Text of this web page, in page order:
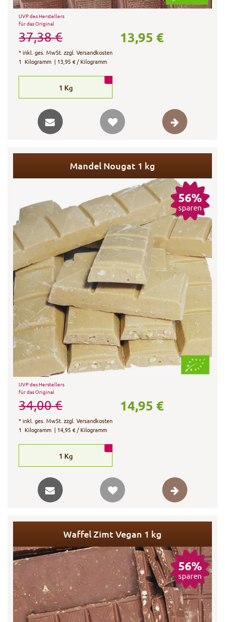
UVP des Herstellers
für das Original
37,38 € 13,95 €
*inkl. ges. MwSt. zzgl.Versandkosten
1 Kilogramm | 13,95 € / Kilogramm
1 Kg
Mandel Nougat 1 kg
56%
sparen
UVP des Herstellers
für das Original
34,00 € 14,95 €
*inkl. ges. MwSt. zzgl.Versandkosten
1 Kilogramm | 14,95 € / Kilogramm
1 Kg
Waffel Zimt Vegan 1 kg
56%
sparen